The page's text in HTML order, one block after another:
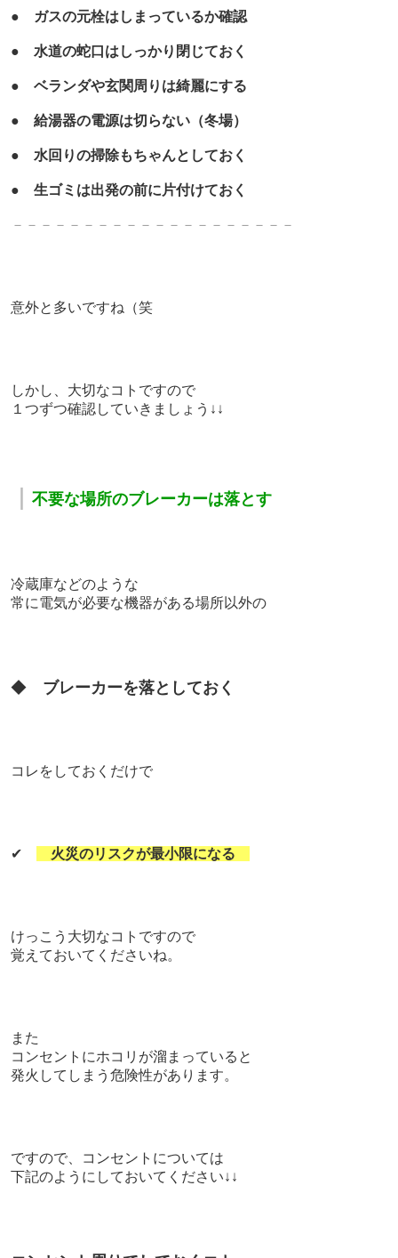
● ガスの元栓はしまっているか確認
● 水道の蛇口はしっかり閉じておく
● ベランダや玄関周りは綺麗にする
● 給湯器の電源は切らない（冬場）
● 水回りの掃除もちゃんとしておく
● 生ゴミは出発の前に片付けておく
－－－－－－－－－－－－－－－－－－－－
意外と多いですね（笑
しかし、 大切なコトですので
１つずつ確認していきましょう↓↓
不要な場所のブレーカーは落とす
冷蔵庫などのような
常に電気が必要な機器がある場所以外の
◆ ブレーカーを落としておく
コレをしておくだけで
✔ 火災のリスクが最小限になる
けっこう大切なコトですので
覚えておいてくださいね。
また
コンセントにホコリが溜まっていると
発火してしまう危険性があります。
ですので、
コンセントについては
下記のようにしておいてください↓↓